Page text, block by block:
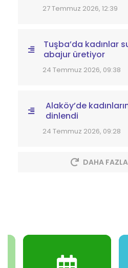
27 Temmuz 2026, 12:39
Tuşba’da kadınlar
abajur üretiyor
24 Temmuz 2026, 09:38
Alaköy’de
dinlendi
24 Temmuz 2026, 09:28
DAHA